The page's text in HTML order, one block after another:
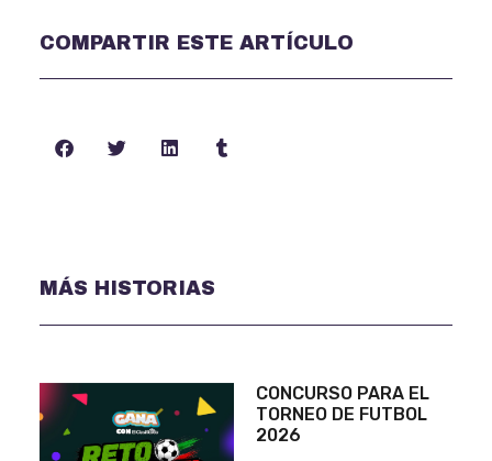
COMPARTIR ESTE ARTÍCULO
MÁS HISTORIAS
CONCURSO PARA EL
TORNEO DE FUTBOL
2026